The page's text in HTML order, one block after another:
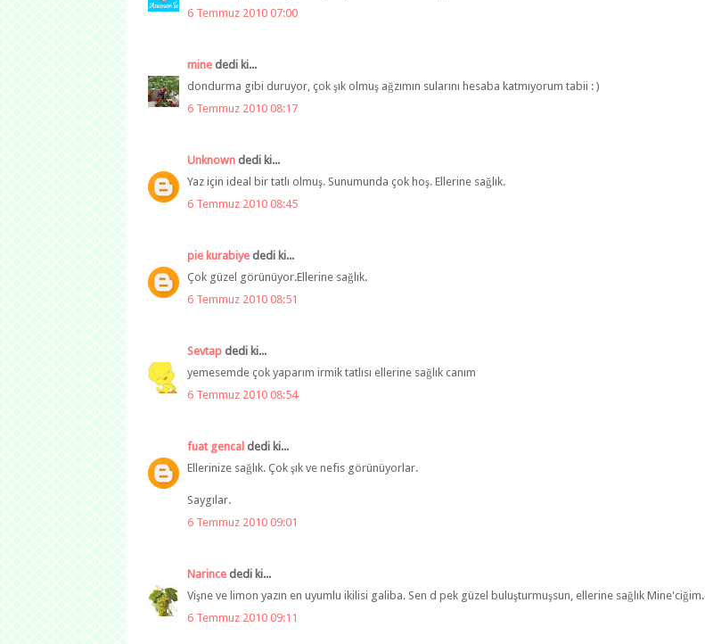
6 Temmuz 2010 07:00
mine dedi ki...
dondurma gibi duruyor, çok şık olmuş ağzımın sularını hesaba katmıyorum tabii : )
6 Temmuz 2010 08:17
Unknown dedi ki...
Yaz için ideal bir tatlı olmuş. Sunumunda çok hoş. Ellerine sağlık.
6 Temmuz 2010 08:45
pie kurabiye dedi ki...
Çok güzel görünüyor.Ellerine sağlık.
6 Temmuz 2010 08:51
Sevtap dedi ki...
yemesemde çok yaparım irmik tatlısı ellerine sağlık canım
6 Temmuz 2010 08:54
fuat gencal dedi ki...
Ellerinize sağlık. Çok şık ve nefis görünüyorlar.
Saygılar.
6 Temmuz 2010 09:01
Narince dedi ki...
Vişne ve limon yazın en uyumlu ikilisi galiba. Sen d pek güzel buluşturmuşsun, ellerine sağlık Mine'ciğim.
6 Temmuz 2010 09:11